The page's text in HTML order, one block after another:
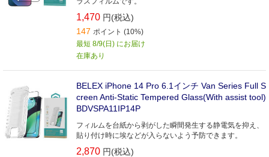
1,470 円(税込)
147 ポイント (10%)
最短 8/9(日) にお届け
在庫あり
BELEX iPhone 14 Pro 6.1インチ Van Series Full S
creen Anti-Static Tempered Glass(With assist tool)
BDVSPA11IP14P
フィルムを台紙から剥がした瞬間発生する静電気を抑え、
貼り付け時に埃などが入らないよう予防できます。
2,870 円(税込)